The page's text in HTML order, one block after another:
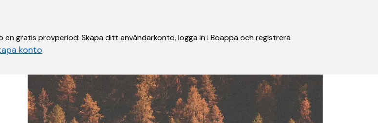
gratis provperiod: Skapa ditt användarkonto, logga in i Boappa och registrera
konto